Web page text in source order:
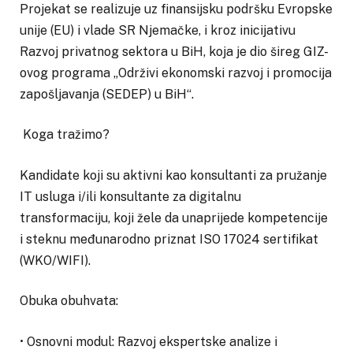
Projekat se realizuje uz finansijsku podršku Evropske
unije (EU) i vlade SR Njemačke, i kroz inicijativu
Razvoj privatnog sektora u BiH, koja je dio šireg GIZ-
ovog programa „Održivi ekonomski razvoj i promocija
zapošljavanja (SEDEP) u BiH“.
Koga tražimo?
Kandidate koji su aktivni kao konsultanti za pružanje
IT usluga i/ili konsultante za digitalnu
transformaciju, koji žele da unaprijede kompetencije
i steknu međunarodno priznat ISO 17024 sertifikat
(WKO/WIFI).
Obuka obuhvata:
• Osnovni modul: Razvoj ekspertske analize i